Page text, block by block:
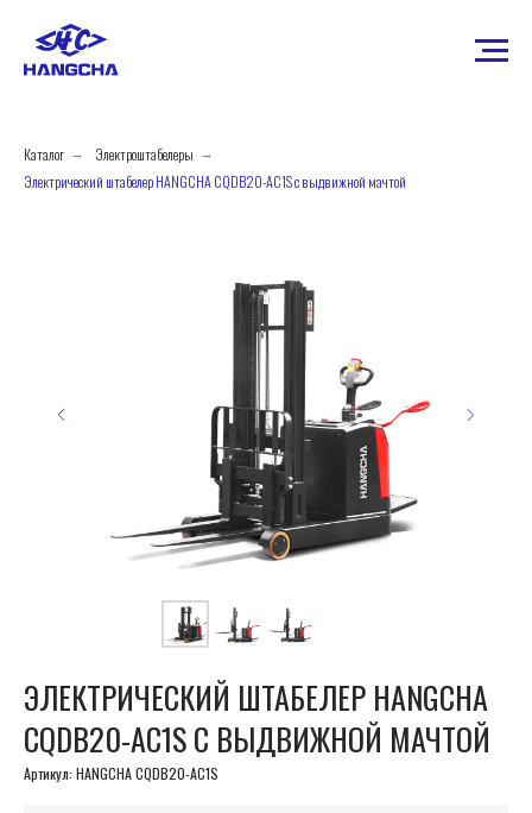
Каталог → Электроштабелеры →
Электрический штабелер HANGCHA CQDB20-AC1S с выдвижной мачтой
ЭЛЕКТРИЧЕСКИЙ ШТАБЕЛЕР HANGCHA
CQDB20-AC1S С ВЫДВИЖНОЙ МАЧТОЙ
Артикул: HANGCHA CQDB20-AC1S